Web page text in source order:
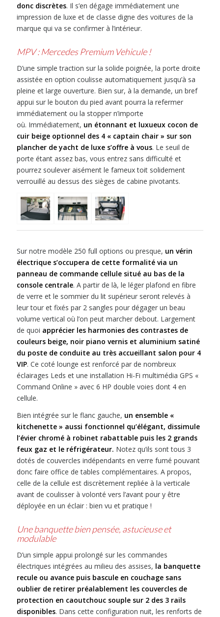
donc discrètes. Il s’en dégage immédiatement une
impression de luxe et de classe digne des voitures de la
marque qui va se confirmer à l’intérieur.
MPV : Mercedes Premium Vehicule !
D’une simple traction sur la solide poignée, la porte droite
assistée en option coulisse automatiquement jusqu’à sa
pleine et large ouverture. Bien sur, à la demande, un bref
appui sur le bouton du pied avant pourra la refermer
immédiatement ou la stopper n’importe
où. Immédiatement, un étonnant et luxueux cocon de
cuir beige optionnel des 4 « captain chair » sur son
plancher de yacht de luxe s’offre à vous. Le seuil de
porte étant assez bas, vous entrez sans difficulté et
pourrez soulever aisément le fameux toit solidement
verrouillé au dessus des sièges de cabine pivotants.
Sur notre modèle 250 full options ou presque, un vérin
électrique s’occupera de cette formalité via un
panneau de commande cellule situé au bas de la
console centrale. A partir de là, le léger plafond en fibre
de verre et le sommier du lit supérieur seront relevés à
leur tour et fixés par 2 sangles pour dégager un beau
volume vertical où l’on peut marcher debout. Largement
de quoi apprécier les harmonies des contrastes de
couleurs beige, noir piano vernis et aluminium satiné
du poste de conduite au très accueillant salon pour 4
VIP. Ce coté lounge est renforcé par de nombreux
éclairages Leds et une installation Hi-Fi multimédia GPS «
Command Online » avec 6 HP double voies dont 4 en
cellule.
Bien intégrée sur le flanc gauche, un ensemble «
kitchenette » aussi fonctionnel qu’élégant, dissimule
l’évier chromé à robinet rabattable puis les 2 grands
feux gaz et le réfrigérateur. Notez qu’ils sont tous 3
dotés de couvercles indépendants en verre fumé pouvant
donc faire office de tables complémentaires. A propos,
celle de la cellule est discrètement repliée à la verticale
avant de coulisser à volonté vers l’avant pour y être
déployée en un éclair : bien vu et pratique !
Une banquette bien pensée, astucieuse et
modulable
D’un simple appui prolongé sur les commandes
électriques intégrées au milieu des assises, la banquette
recule ou avance puis bascule en couchage sans
oublier de retirer préalablement les couvercles de
protection en caoutchouc souple sur 2 des 3 rails
disponibles. Dans cette configuration nuit, les renforts de